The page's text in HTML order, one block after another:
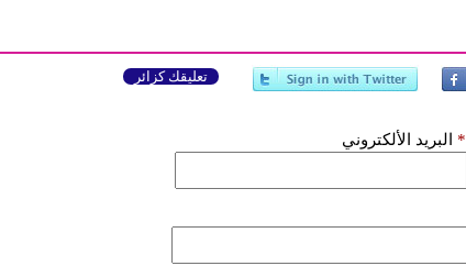
تعليقك كزائر
البريد الألكتروني *